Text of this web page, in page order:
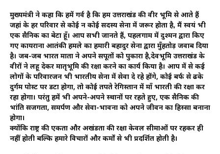
मुख्यमंत्री ने कहा कि हमें गर्व है कि हम उत्तराखंड की वीर भूमि से आते हैं
जहां के हर परिवार से कोई न कोई सदस्य सेना में जरूर होता है, मैं स्वयं भी
एक सैनिक का बेटा हूँ। आप सभी जानते हैं, पहलगाम में दुश्मन द्वारा किए
गए कायराना आतंकी हमले का हमारी बहादुर सेना द्वारा मुँहतोड़ जवाब दिया
है। जब-जब भारत माता ने अपने सपूतों को पुकारा है,देवभूमि उत्तराखंड के
वीरों ने लहू देकर मातृभूमि की रक्षा करने का कार्य किया है। आप में से कई
लोगों के परिवारजन भी भारतीय सेना में सेवा दे रहे होंगे, कोई बर्फ से ढके
दुर्गम पोस्ट पर डटा होगा, तो कोई तपते रेगिस्तान में माँ भारती की रक्षा कर
रहा होगा। परंतु हमें भी अपने-अपने स्थानों पर रहते हुए, एक सैनिक की
भांति सजगता, समर्पण और सेवा-भावना को अपने जीवन का हिस्सा बनाना
होगा।
क्योंकि राष्ट्र की एकता और अखंडता की रक्षा केवल सीमाओं पर रहकर ही
नहीं होती बल्कि हमारे विचारों और कर्मों से भी प्रदर्शित होती है।